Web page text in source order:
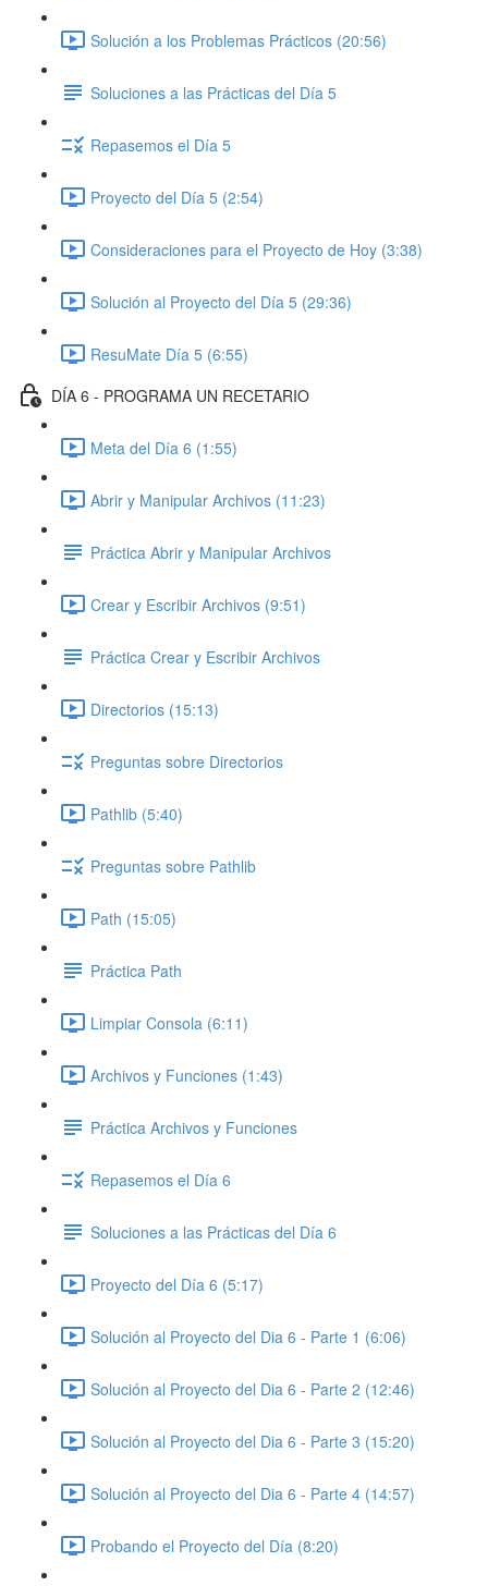
Solución a los Problemas Prácticos (20:56)
Soluciones a las Prácticas del Día 5
Repasemos el Día 5
Proyecto del Día 5 (2:54)
Consideraciones para el Proyecto de Hoy (3:38)
Solución al Proyecto del Día 5 (29:36)
ResuMate Día 5 (6:55)
DÍA 6 - PROGRAMA UN RECETARIO
Meta del Día 6 (1:55)
Abrir y Manipular Archivos (11:23)
Práctica Abrir y Manipular Archivos
Crear y Escribir Archivos (9:51)
Práctica Crear y Escribir Archivos
Directorios (15:13)
Preguntas sobre Directorios
Pathlib (5:40)
Preguntas sobre Pathlib
Path (15:05)
Práctica Path
Limpiar Consola (6:11)
Archivos y Funciones (1:43)
Práctica Archivos y Funciones
Repasemos el Día 6
Soluciones a las Prácticas del Día 6
Proyecto del Día 6 (5:17)
Solución al Proyecto del Dia 6 - Parte 1 (6:06)
Solución al Proyecto del Dia 6 - Parte 2 (12:46)
Solución al Proyecto del Dia 6 - Parte 3 (15:20)
Solución al Proyecto del Dia 6 - Parte 4 (14:57)
Probando el Proyecto del Día (8:20)